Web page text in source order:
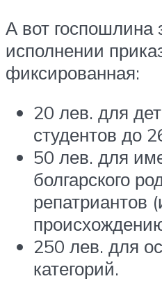
А вот госпошлина
исполнении
фиксированная:
20 лев. для
студентов до
50 лев. для
болгарского
репатриантов
250 лев. для
категорий.